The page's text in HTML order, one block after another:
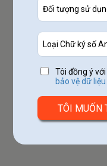
Tôi đồng ý
bảo vệ dữ